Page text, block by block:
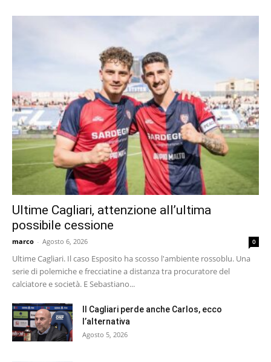
Ultime Cagliari, attenzione all’ultima
possibile cessione
marco - Agosto 6, 2026 0
Ultime Cagliari. Il caso Esposito ha scosso l'ambiente rossoblu. Una
serie di polemiche e frecciatine a distanza tra procuratore del
calciatore e società. E Sebastiano...
Il Cagliari perde anche Carlos, ecco
l’alternativa
Agosto 5, 2026